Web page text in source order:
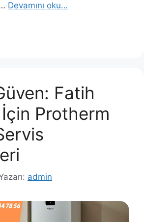
Devamını oku…
Fatih
Protherm
admin